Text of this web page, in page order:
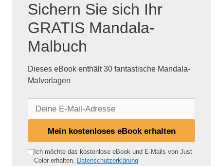
Sichern Sie sich Ihr
GRATIS Mandala-
Malbuch
Dieses eBook enthält 30 fantastische Mandala-
Malvorlagen
e
Mein kostenloses eBook erhalten
Ich möchte das kostenlose eBook und E-Mails von Just
Color erhalten. Datenschutzerklärung